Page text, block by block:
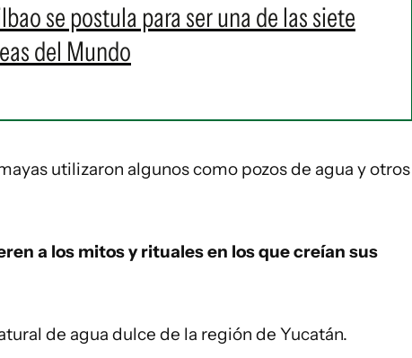
se postula para ser una de las siete
del Mundo
utilizaron algunos como pozos de agua y otros
a los mitos y rituales en los que creían sus
de agua dulce de la región de Yucatán.